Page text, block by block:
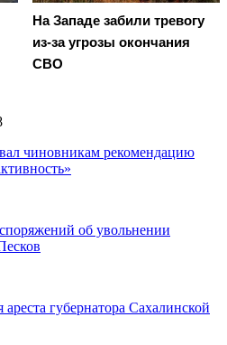
На Западе забили тревогу
из-за угрозы окончания
СВО
чиновникам рекомендацию
об увольнении
ареста губернатора Сахалинской